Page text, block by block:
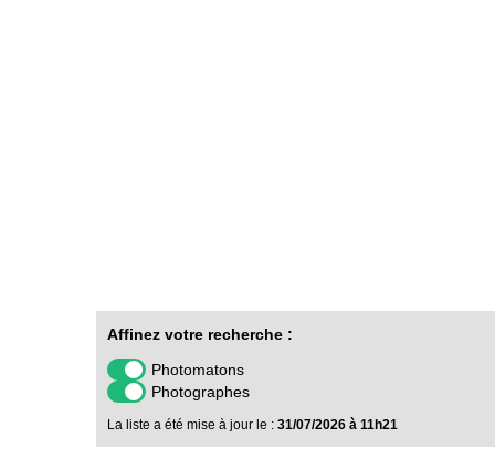
Affinez votre recherche :
Photomatons
Photographes
La liste a été mise à jour le : 31/07/2026 à 11h21